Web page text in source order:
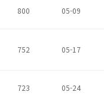
800 05-09
752 05-17
723 05-24